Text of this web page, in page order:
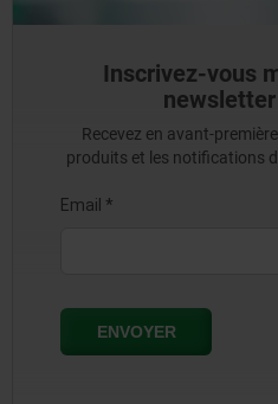
Inscrivez-vous
Recevez en avant-
produits et les notifications